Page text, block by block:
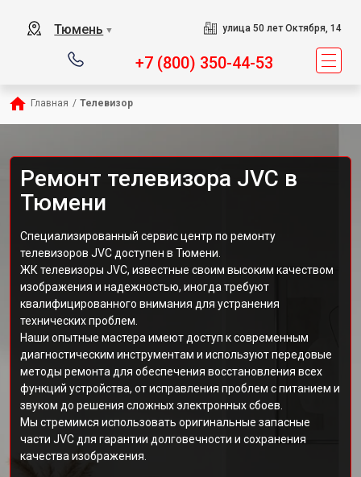
Тюмень ▼ улица 50 лет Октября, 14
+7 (800) 350-44-53
Главная / Телевизор
Ремонт телевизора JVC в
Тюмени
Специализированный сервис центр по ремонту
телевизоров JVC доступен в Тюмени.
ЖК телевизоры JVC, известные своим высоким качеством
изображения и надежностью, иногда требуют
квалифицированного внимания для устранения
технических проблем.
Наши опытные мастера имеют доступ к современным
диагностическим инструментам и используют передовые
методы ремонта для обеспечения восстановления всех
функций устройства, от исправления проблем с питанием и
звуком до решения сложных электронных сбоев.
Мы стремимся использовать оригинальные запасные
части JVC для гарантии долговечности и сохранения
качества изображения.